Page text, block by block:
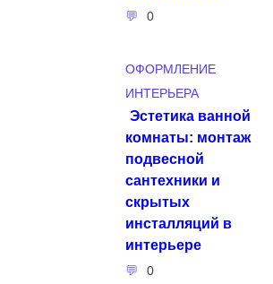
0
ОФОРМЛЕНИЕ
ИНТЕРЬЕРА
Эстетика ванной
комнаты: монтаж
подвесной
сантехники и
скрытых
инсталляций в
интерьере
0